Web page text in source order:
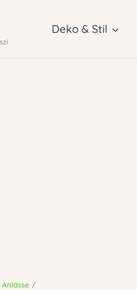
Deko & Stil
Anlässe